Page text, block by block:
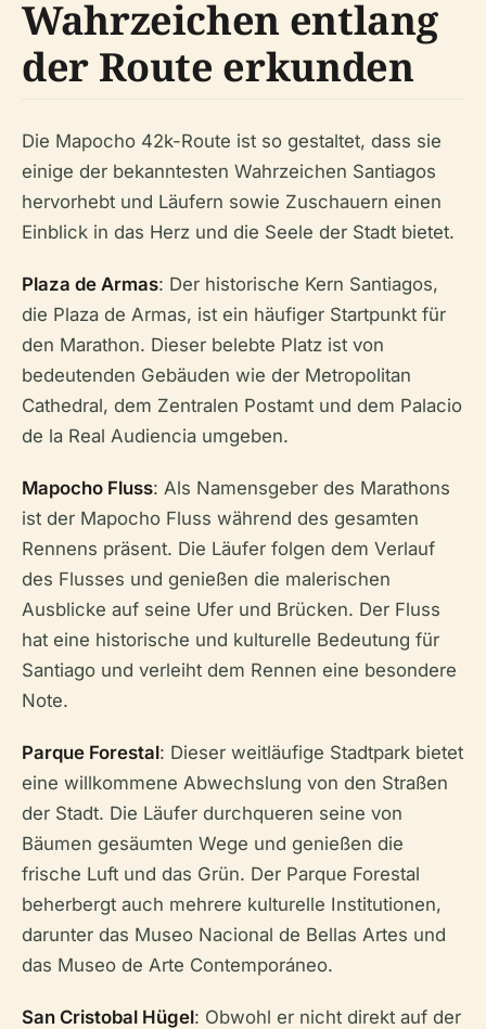
Wahrzeichen entlang
der Route erkunden
Die Mapocho 42k-Route ist so gestaltet, dass sie
einige der bekanntesten Wahrzeichen Santiagos
hervorhebt und Läufern sowie Zuschauern einen
Einblick in das Herz und die Seele der Stadt bietet.
Plaza de Armas: Der historische Kern Santiagos,
die Plaza de Armas, ist ein häufiger Startpunkt für
den Marathon. Dieser belebte Platz ist von
bedeutenden Gebäuden wie der Metropolitan
Cathedral, dem Zentralen Postamt und dem Palacio
de la Real Audiencia umgeben.
Mapocho Fluss: Als Namensgeber des Marathons
ist der Mapocho Fluss während des gesamten
Rennens präsent. Die Läufer folgen dem Verlauf
des Flusses und genießen die malerischen
Ausblicke auf seine Ufer und Brücken. Der Fluss
hat eine historische und kulturelle Bedeutung für
Santiago und verleiht dem Rennen eine besondere
Note.
Parque Forestal: Dieser weitläufige Stadtpark bietet
eine willkommene Abwechslung von den Straßen
der Stadt. Die Läufer durchqueren seine von
Bäumen gesäumten Wege und genießen die
frische Luft und das Grün. Der Parque Forestal
beherbergt auch mehrere kulturelle Institutionen,
darunter das Museo Nacional de Bellas Artes und
das Museo de Arte Contemporáneo.
San Cristobal Hügel: Obwohl er nicht direkt auf der